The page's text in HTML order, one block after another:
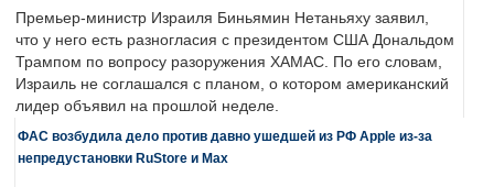
Премьер-министр Израиля Биньямин Нетаньяху заявил,
что у него есть разногласия с президентом США Дональдом
Трампом по вопросу разоружения ХАМАС. По его словам,
Израиль не соглашался с планом, о котором американский
лидер объявил на прошлой неделе.
ФАС возбудила дело против давно ушедшей из РФ Apple из-за
непредустановки RuStore и Max